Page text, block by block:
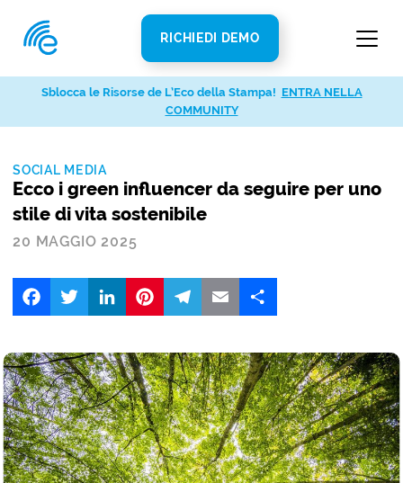
RICHIEDI DEMO
SOCIAL MEDIA
Ecco i green influencer da seguire per uno
stile di vita sostenibile
20 MAGGIO 2025
FacebookTwitter LinkedIn
Sblocca le Risorse de L’Eco della Stampa! ENTRA NELLA
COMMUNITY